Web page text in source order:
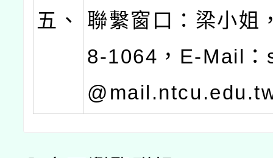
五、
聯繫窗口：梁小姐
8-1064，E-Mail